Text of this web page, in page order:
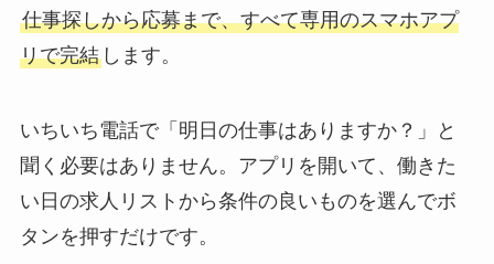
仕事探しから応募まで、すべて専用のスマホアプ
リで完結します。
いちいち電話で「明日の仕事はありますか？」と
聞く必要はありません。アプリを開いて、働きた
い日の求人リストから条件の良いものを選んでボ
タンを押すだけです。